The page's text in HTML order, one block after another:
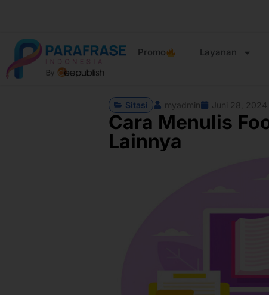
Promo Layanan
Sitasi myadmin Juni 28, 2024
Cara Menulis
Lainnya